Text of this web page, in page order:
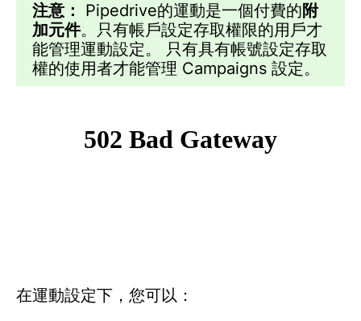
注意： Pipedrive的運動是一個付費的附
加元件。只有帳戶設定存取權限的用戶才
能管理運動設定。 只有具有帳號設定存取
權的使用者才能管理 Campaigns 設定。
在運動設定下，您可以：